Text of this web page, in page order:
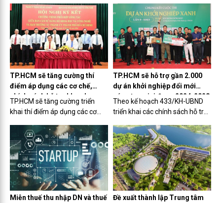
cuộc quốc tế tại San Francisco,
Mỹ vào tháng 10/2024, giành
giải thưởng một triệu USD.
để phát triển mô hình Đại học
khởi nghiệp trong tương lai
không xa.
TP.HCM sẽ tăng cường thí
điểm áp dụng các cơ chế,
chính sách hỗ trợ khoa học,
công nghệ và đổi mới sáng
TP.HCM sẽ tăng cường triển
khai thí điểm áp dụng các cơ
và công nghệ trong công tác đổi
mới sáng tạo của Thành phố
sau Hội nghị ký kết chương trình
phối hợp công tác giữa...
TP.HCM sẽ hỗ trợ gần 2.000
dự án khởi nghiệp đổi mới
sáng tạo giai đoạn 2024-2028
Theo kế hoạch 433/KH-UBND
triển khai các chính sách hỗ trợ
nghiệp sáng tạo giai đoạn 2024
- 2028 do UBND TP.HCM ban
hành, TP.HCM sẽ hỗ trợ cho hơn
1.000 dự án đổi mới sáng...
Miễn thuế thu nhập DN và thuế
Đề xuất thành lập Trung tâm